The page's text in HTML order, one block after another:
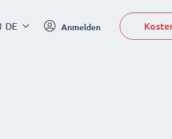
DE Anmelden